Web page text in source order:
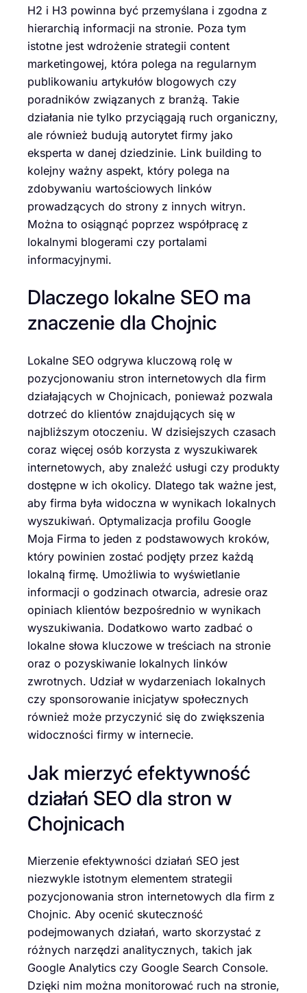
H2 i H3 powinna być przemyślana i zgodna z
hierarchią informacji na stronie. Poza tym
istotne jest wdrożenie strategii content
marketingowej, która polega na regularnym
publikowaniu artykułów blogowych czy
poradników związanych z branżą. Takie
działania nie tylko przyciągają ruch organiczny,
ale również budują autorytet firmy jako
eksperta w danej dziedzinie. Link building to
kolejny ważny aspekt, który polega na
zdobywaniu wartościowych linków
prowadzących do strony z innych witryn.
Można to osiągnąć poprzez współpracę z
lokalnymi blogerami czy portalami
informacyjnymi.
Dlaczego lokalne SEO ma
znaczenie dla Chojnic
Lokalne SEO odgrywa kluczową rolę w
pozycjonowaniu stron internetowych dla firm
działających w Chojnicach, ponieważ pozwala
dotrzeć do klientów znajdujących się w
najbliższym otoczeniu. W dzisiejszych czasach
coraz więcej osób korzysta z wyszukiwarek
internetowych, aby znaleźć usługi czy produkty
dostępne w ich okolicy. Dlatego tak ważne jest,
aby firma była widoczna w wynikach lokalnych
wyszukiwań. Optymalizacja profilu Google
Moja Firma to jeden z podstawowych kroków,
który powinien zostać podjęty przez każdą
lokalną firmę. Umożliwia to wyświetlanie
informacji o godzinach otwarcia, adresie oraz
opiniach klientów bezpośrednio w wynikach
wyszukiwania. Dodatkowo warto zadbać o
lokalne słowa kluczowe w treściach na stronie
oraz o pozyskiwanie lokalnych linków
zwrotnych. Udział w wydarzeniach lokalnych
czy sponsorowanie inicjatyw społecznych
również może przyczynić się do zwiększenia
widoczności firmy w internecie.
Jak mierzyć efektywność
działań SEO dla stron w
Chojnicach
Mierzenie efektywności działań SEO jest
niezwykle istotnym elementem strategii
pozycjonowania stron internetowych dla firm z
Chojnic. Aby ocenić skuteczność
podejmowanych działań, warto skorzystać z
różnych narzędzi analitycznych, takich jak
Google Analytics czy Google Search Console.
Dzięki nim można monitorować ruch na stronie,